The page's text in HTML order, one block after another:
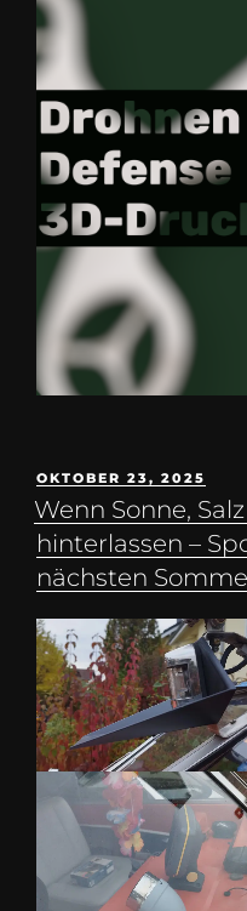
OKTOBER 23, 2025
Wenn Sonne,
hinterlassen –
nächsten